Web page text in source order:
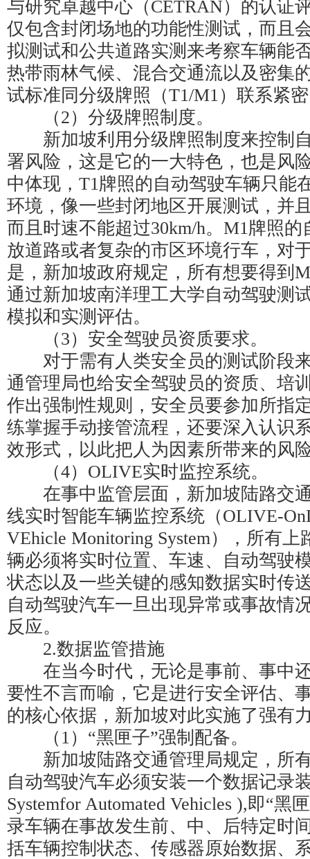
与研究卓越中心（CETRAN）的认证
仅包含封闭场地的功能性测试，而且
拟测试和公共道路实测来考察车辆能
热带雨林气候、混合交通流以及密集
试标准同分级牌照（T1/M1）联系紧
（2）分级牌照制度。
新加坡利用分级牌照制度来控制
署风险，这是它的一大特色，也是风
中体现，T1牌照的自动驾驶车辆只能
环境，像一些封闭地区开展测试，并
而且时速不能超过30km/h。M1牌照
放道路或者复杂的市区环境行车，对
是，新加坡政府规定，所有想要得到
通过新加坡南洋理工大学自动驾驶测
模拟和实测评估。
（3）安全驾驶员资质要求。
对于需有人类安全员的测试阶段
通管理局也给安全驾驶员的资质、培
作出强制性规则，安全员要参加所指
练掌握手动接管流程，还要深入认识
效形式，以此把人为因素所带来的风
（4）OLIVE实时监控系统。
在事中监管层面，新加坡陆路交
线实时智能车辆监控系统（OLIVE-
VEhicle Monitoring System），所有
辆必须将实时位置、车速、自动驾驶
状态以及一些关键的感知数据实时传
自动驾驶汽车一旦出现异常或事故情
反应。
2.数据监管措施
在当今时代，无论是事前、事中
要性不言而喻，它是进行安全评估、
的核心依据，新加坡对此实施了强有
（1）“黑匣子”强制配备。
新加坡陆路交通管理局规定，所
自动驾驶汽车必须安装一个数据记录
Systemfor Automated Vehicles ),即“黑
录车辆在事故发生前、中、后特定时
括车辆控制状态、传感器原始数据、